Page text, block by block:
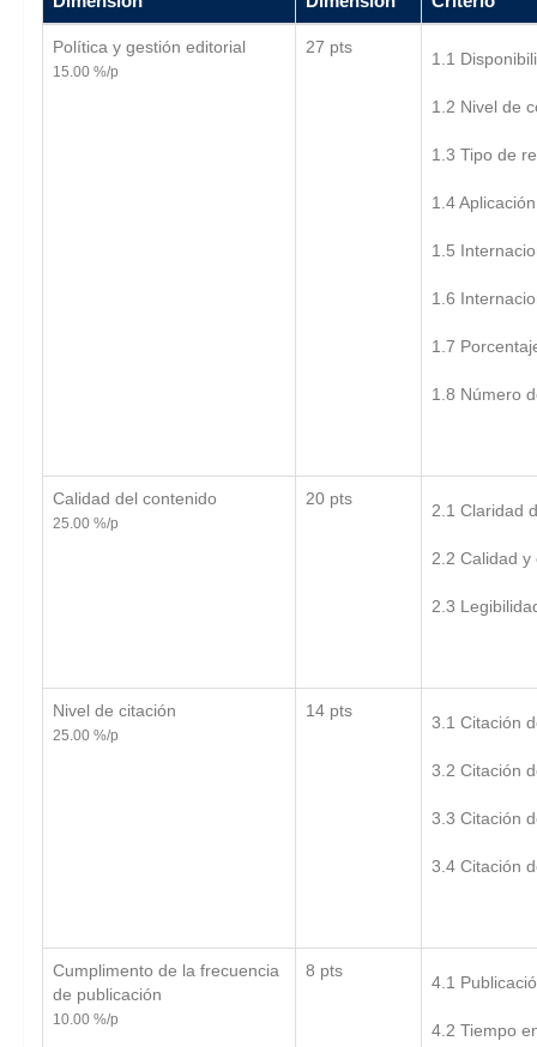
Política y gestión editorial
15.00 %/p
27 pts
1.1
1.2 Nivel de
1.3 Tipo de
1.4
1.5
1.6
1.7
1.8 Número
Calidad del contenido
25.00 %/p
20 pts
2.1 Claridad
2.2 Calidad
2.3
Nivel de citación
25.00 %/p
14 pts
3.1 Citación
3.2 Citación
3.3 Citación
3.4 Citación
Cumplimento de la frecuencia
de publicación
10.00 %/p
8 pts
4.1
4.2 Tiempo